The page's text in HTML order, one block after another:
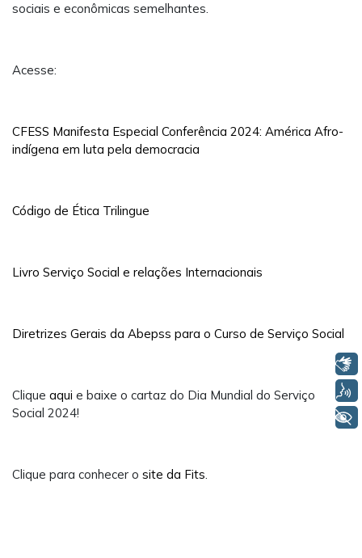
sociais e econômicas semelhantes.
Acesse:
CFESS Manifesta Especial Conferência 2024: América Afro-
indígena em luta pela democracia
Código de Ética Trilingue
Livro Serviço Social e relações Internacionais
Diretrizes Gerais da Abepss para o Curso de Serviço Social
Clique aqui e baixe o cartaz do Dia Mundial do Serviço
Social 2024!
Clique para conhecer o site da Fits.
Voz